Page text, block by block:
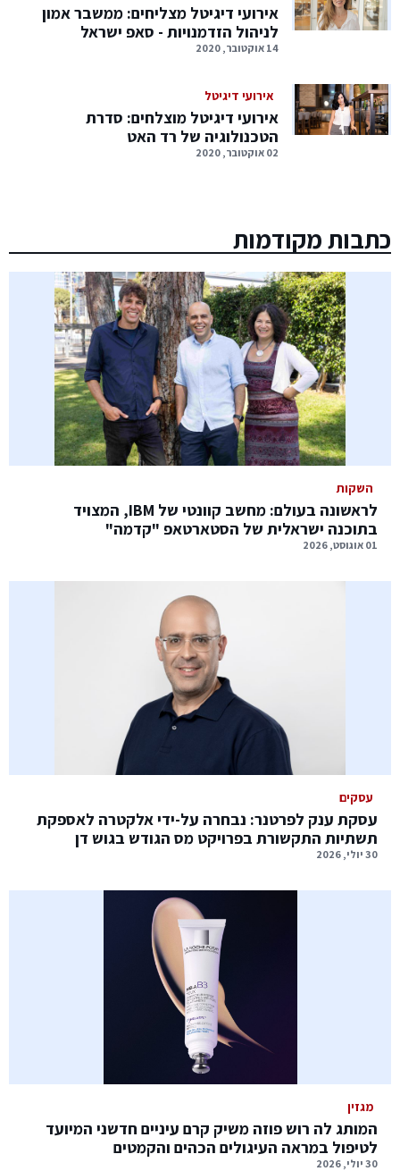
אירועי דיגיטל מצליחים: ממשבר אמון
לניהול הזדמנויות - סאפ ישראל
14 אוקטובר, 2020
אירועי דיגיטל
אירועי דיגיטל מוצלחים: סדרת
הטכנולוגיה של רד האט
02 אוקטובר, 2020
כתבות מקודמות
השקות
לראשונה בעולם: מחשב קוונטי של IBM, המצויד
בתוכנה ישראלית של הסטארטאפ "קדמה"
01 אוגוסט, 2026
עסקים
עסקת ענק לפרטנר: נבחרה על-ידי אלקטרה לאספקת
תשתיות התקשורת בפרויקט מס הגודש בגוש דן
30 יולי, 2026
מגזין
המותג לה רוש פוזה משיק קרם עיניים חדשני המיועד
לטיפול במראה העיגולים הכהים והקמטים
30 יולי, 2026